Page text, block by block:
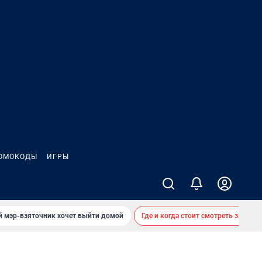
ИГРЫ
мэр-взяточник хочет выйти домой Где и когда стоит смотреть